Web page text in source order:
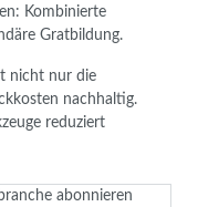
Kombinierte
Gratbildung.
nicht nur die
nachhaltig.
reduziert